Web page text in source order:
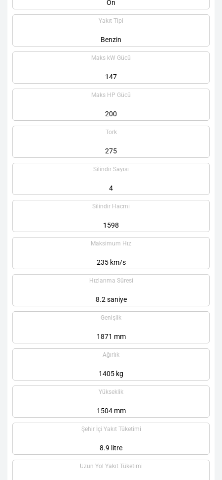
Ön
Yakıt Tipi
Benzin
Maks kW Gücü
147
Maks HP Gücü
200
Tork
275
Silindir Sayısı
4
Silindir Hacmi
1598
Maksimum Hız
235 km/s
Hızlanma Süresi
8.2 saniye
Genişlik
1871 mm
Ağırlık
1405 kg
Yükseklik
1504 mm
Şehir İçi Yakıt Tüketimi
8.9 litre
Uzun Yol Yakıt Tüketimi